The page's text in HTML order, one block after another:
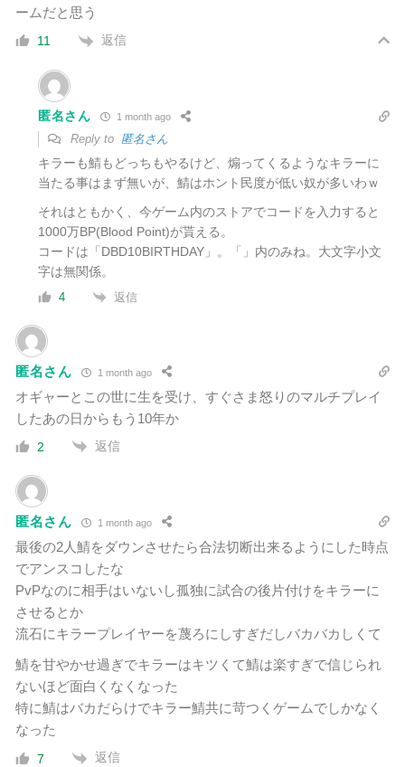
ームだと思う
11 返信
匿名さん 1 month ago
Reply to 匿名さん
キラーも鯖もどっちもやるけど、煽ってくるようなキラーに
当たる事はまず無いが、鯖はホント民度が低い奴が多いわｗ
それはともかく、今ゲーム内のストアでコードを入力すると
1000万BP(Blood Point)が貰える。
コードは「DBD10BIRTHDAY」。「」内のみね。大文字小文
字は無関係。
4 返信
匿名さん 1 month ago
オギャーとこの世に生を受け、すぐさま怒りのマルチプレイ
したあの日からもう10年か
2 返信
匿名さん 1 month ago
最後の2人鯖をダウンさせたら合法切断出来るようにした時点
でアンスコしたな
PvPなのに相手はいないし孤独に試合の後片付けをキラーに
させるとか
流石にキラープレイヤーを蔑ろにしすぎだしバカバカしくて
鯖を甘やかせ過ぎでキラーはキツくて鯖は楽すぎで信じられ
ないほど面白くなくなった
特に鯖はバカだらけでキラー鯖共に苛つくゲームでしかなく
なった
7 返信